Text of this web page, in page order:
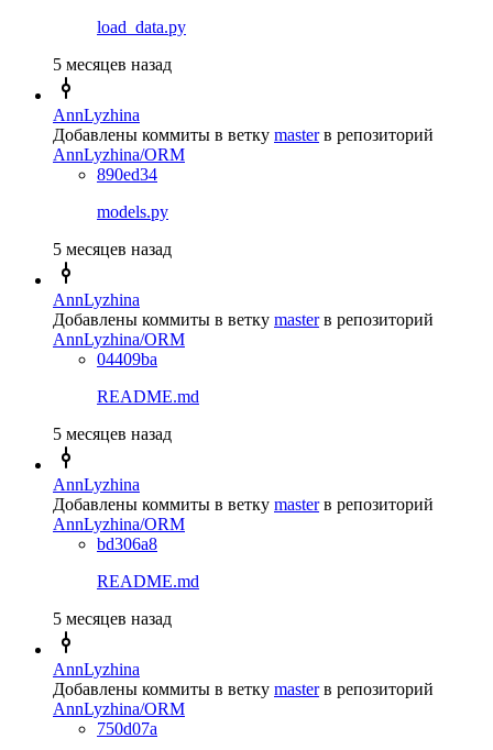
load_data.py
5 месяцев назад
AnnLyzhina
Добавлены коммиты в ветку master в репозиторий
AnnLyzhina/ORM
890ed34
models.py
5 месяцев назад
AnnLyzhina
Добавлены коммиты в ветку master в репозиторий
AnnLyzhina/ORM
04409ba
README.md
5 месяцев назад
AnnLyzhina
Добавлены коммиты в ветку master в репозиторий
AnnLyzhina/ORM
bd306a8
README.md
5 месяцев назад
AnnLyzhina
Добавлены коммиты в ветку master в репозиторий
AnnLyzhina/ORM
750d07a